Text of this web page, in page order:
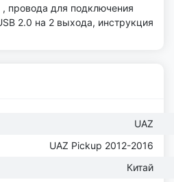
, провода для подключения
2.0 на 2 выхода, инструкция
UAZ
UAZ Pickup 2012-2016
Китай